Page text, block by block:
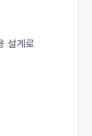
설계로